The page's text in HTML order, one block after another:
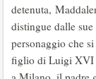
detenuta,
distingue dalle
personaggio che
figlio di Luigi XVI